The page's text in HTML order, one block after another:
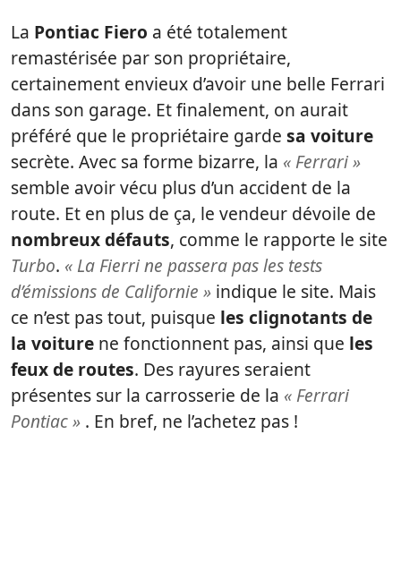
La Pontiac Fiero a été totalement
remastérisée par son propriétaire,
certainement envieux d’avoir une belle Ferrari
dans son garage. Et finalement, on aurait
préféré que le propriétaire garde sa voiture
secrète. Avec sa forme bizarre, la « Ferrari »
semble avoir vécu plus d’un accident de la
route. Et en plus de ça, le vendeur dévoile de
nombreux défauts, comme le rapporte le site
Turbo. « La Fierri ne passera pas les tests
d’émissions de Californie » indique le site. Mais
ce n’est pas tout, puisque les clignotants de
la voiture ne fonctionnent pas, ainsi que les
feux de routes. Des rayures seraient
présentes sur la carrosserie de la « Ferrari
Pontiac » . En bref, ne l’achetez pas !